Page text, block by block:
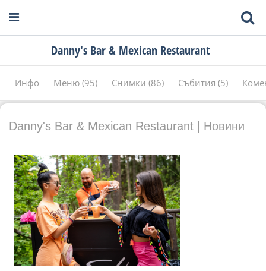
Danny's Bar & Mexican Restaurant
Инфо Меню (95) Снимки (86) Събития (5)
Danny's Bar & Mexican Restaurant | Новини